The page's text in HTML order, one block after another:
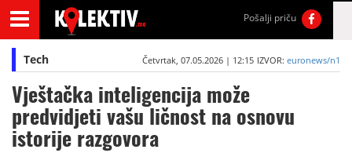
Pošalji priču
Tech Četvrtak, 07.05.2026 | 12:15 IZVOR: euronews/n1
Vještačka inteligencija može
predvidjeti vašu ličnost na osnovu
istorije razgovora